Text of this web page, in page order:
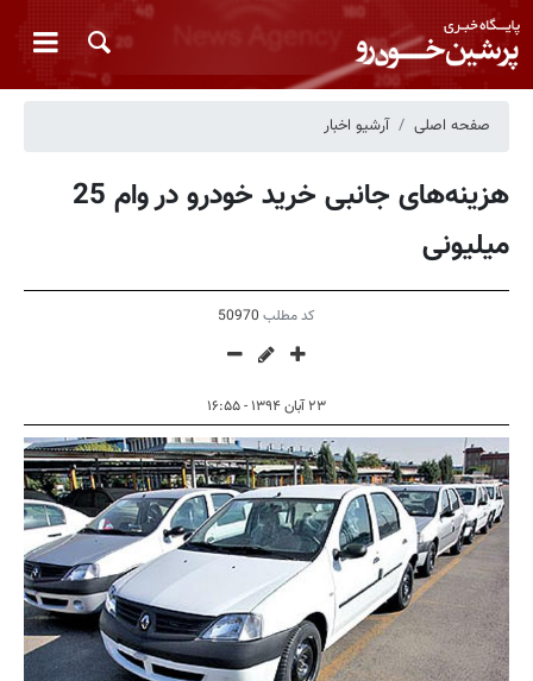
صفحه اصلی آرشیو اخبار
هزینه‌های جانبی خرید خودرو در وام 25
میلیونی
کد مطلب 50970
۲۳ آبان ۱۳۹۴ - ۱۶:۵۵